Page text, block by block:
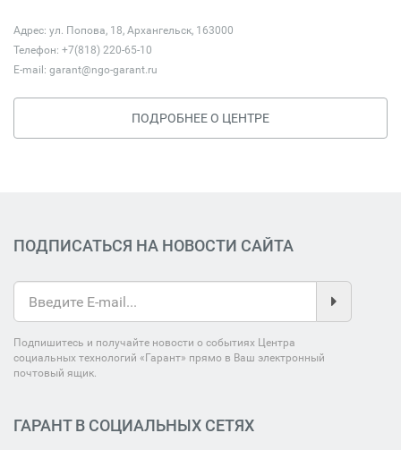
Адрес: ул. Попова, 18, Архангельск, 163000
Телефон: +7(818) 220-65-10
E-mail: garant@ngo-garant.ru
ПОДРОБНЕЕ О ЦЕНТРЕ
ПОДПИСАТЬСЯ НА НОВОСТИ САЙТА
Подпишитесь и получайте новости о событиях Центра
социальных технологий «Гарант» прямо в Ваш электронный
почтовый ящик.
ГАРАНТ В СОЦИАЛЬНЫХ СЕТЯХ